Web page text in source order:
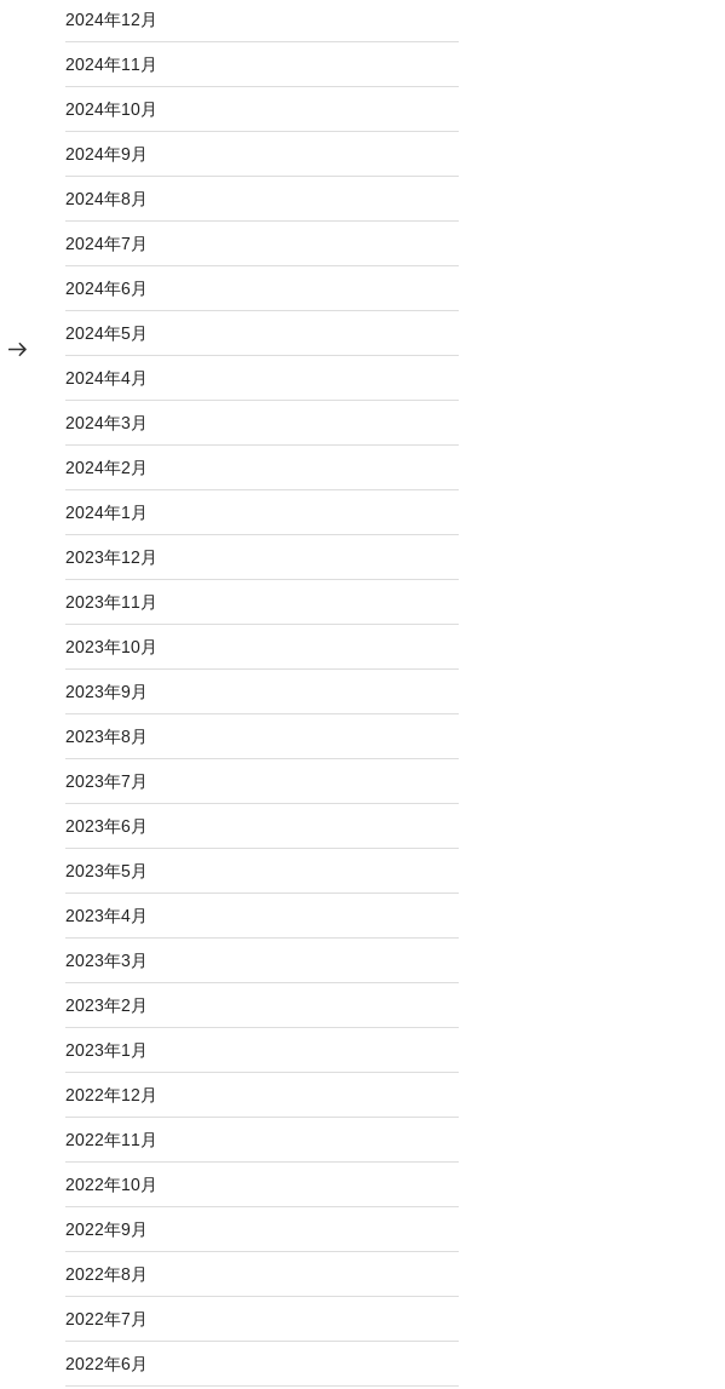
投
2024年12月
2024年11月
2024年10月
2024年9月
2024年8月
2024年7月
2024年6月
2024年5月
2024年4月
2024年3月
2024年2月
2024年1月
2023年12月
2023年11月
2023年10月
2023年9月
2023年8月
2023年7月
2023年6月
2023年5月
2023年4月
2023年3月
2023年2月
2023年1月
2022年12月
2022年11月
2022年10月
2022年9月
2022年8月
2022年7月
2022年6月